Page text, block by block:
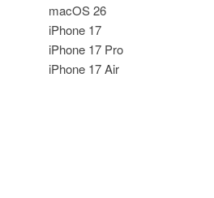
macOS 26
iPhone 17
iPhone 17 Pro
iPhone 17 Air